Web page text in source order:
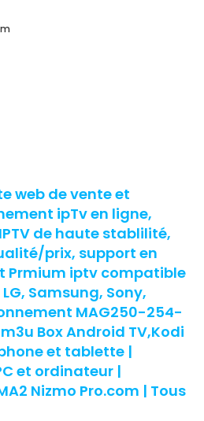
web de vente et
ipTv en ligne,
de haute stablilité,
prix, support en
Prmium iptv compatible
Samsung, Sony,
MAG250-254-
Box Android TV,Kodi
et tablette |
et ordinateur |
Nizmo Pro.com | Tous